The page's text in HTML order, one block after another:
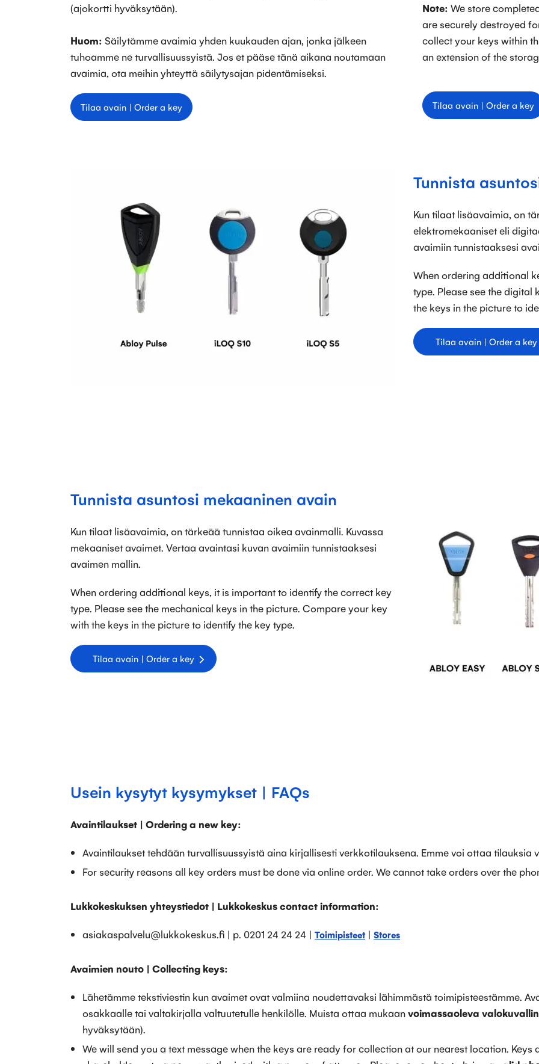
(ajokortti hyväksytään).
Huom: Säilytämme avaimia yhden kuukauden ajan, jonka jälkeen
tuhoamme ne turvallisuussyistä. Jos et pääse tänä aikana noutamaan
avaimia, ota meihin yhteyttä säilytysajan pidentämiseksi.
Tilaa avain | Order a key
Note: We store
are securely destroyed
collect your keys within
an extension of the
Tilaa avain | Order a key
Tunnista
Kun tilaat lisäavaimia, on
elektromekaaniset eli
avaimiin tunnistaaksesi
When ordering additional
type. Please see the
the keys in the picture to
Tilaa avain | Order a key
Tunnista asuntosi mekaaninen avain
Kun tilaat lisäavaimia, on tärkeää tunnistaa oikea avainmalli. Kuvassa
mekaaniset avaimet. Vertaa avaintasi kuvan avaimiin tunnistaaksesi
avaimen mallin.
When ordering additional keys, it is important to identify the correct key
type. Please see the mechanical keys in the picture. Compare your key
with the keys in the picture to identify the key type.
Tilaa avain | Order a key
Usein kysytyt kysymykset | FAQs
Avaintilaukset | Ordering a new key:
Avaintilaukset tehdään turvallisuussyistä aina kirjallisesti verkkotilauksena. Emme voi ottaa tilauksia
For security reasons all key orders must be done via online order. We cannot take orders over the
Lukkokeskuksen yhteystiedot | Lukkokeskus contact information:
asiakaspalvelu@lukkokeskus.fi | p. 0201 24 24 24 | Toimipisteet| Stores
Avaimien nouto | Collecting keys:
Lähetämme tekstiviestin kun avaimet ovat valmiina noudettavaksi lähimmästä toimipisteestämme.
osakkaalle tai valtakirjalla valtuutetulle henkilölle. Muista ottaa mukaanvoimassaoleva
hyväksytään).
We will send you a text message when the keys are ready for collection at our nearest location.